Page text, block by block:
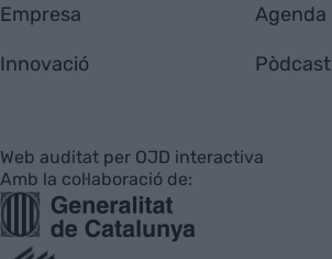
Empresa
Innovació
Agenda
Pòdcast
Web auditat per OJD interactiva
Amb la col·laboració de: